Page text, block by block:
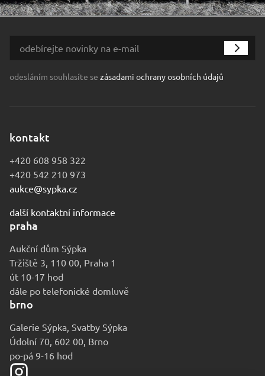
odesláním souhlasíte se zásadami ochrany osobních údajů
kontakt
+420 608 958 322
+420 542 210 973
aukce@sypka.cz
další kontaktní informace
praha
Aukční dům Sýpka
Tržiště 3, 110 00, Praha 1
út 10-17 hod
dále po telefonické domluvě
brno
Galerie Sýpka, Svatby Sýpka
Údolní 70, 602 00, Brno
po-pá 9-16 hod